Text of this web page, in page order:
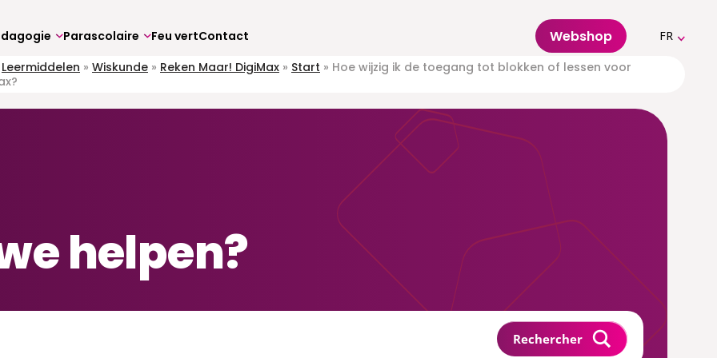
Parascolaire Feu vertContact Webshop FR
Leermiddelen » Wiskunde » Reken Maar! DigiMax » Start » Hoe wijzig ik de toegang tot blokken of lessen voor
helpen?
Rechercher